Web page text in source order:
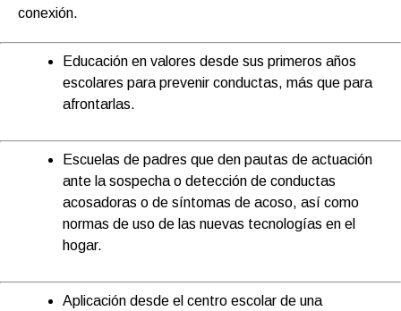
conexión.
Educación en valores desde sus primeros años
escolares para prevenir conductas, más que para
afrontarlas.
Escuelas de padres que den pautas de actuación
ante la sospecha o detección de conductas
acosadoras o de síntomas de acoso, así como
normas de uso de las nuevas tecnologías en el
hogar.
Aplicación desde el centro escolar de una